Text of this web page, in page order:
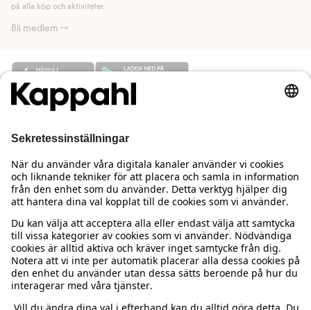
på alla köp och aktiviteter.
Bli medlem
Behöver du hjälp?
Kundservice
Vanliga frågor
Beställning & retur
Kontakta oss
Kappahl Club
Logga in
Kappahl Club
Medlemsvillkor
Om oss
Om Kappahl Group
Villkor & policy
Köpvillkor Sverige
Mer från oss